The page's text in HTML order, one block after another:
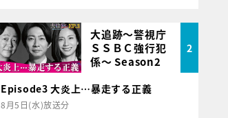
大追跡～警視庁
ＳＳＢＣ強行犯
係～ Season2
2
Episode3 大炎上…暴走する正義
8月5日(水)放送分